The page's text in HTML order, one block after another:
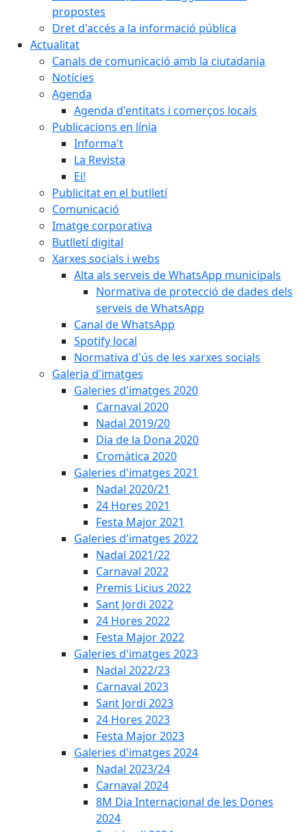
propostes
Dret d'accés a la informació pública
Actualitat
Canals de comunicació amb la ciutadania
Notícies
Agenda
Agenda d'entitats i comerços locals
Publicacions en línia
Informa't
La Revista
Ei!
Publicitat en el butlletí
Comunicació
Imatge corporativa
Butlletí digital
Xarxes socials i webs
Alta als serveis de WhatsApp municipals
Normativa de protecció de dades dels
serveis de WhatsApp
Canal de WhatsApp
Spotify local
Normativa d'ús de les xarxes socials
Galeria d'imatges
Galeries d'imatges 2020
Carnaval 2020
Nadal 2019/20
Dia de la Dona 2020
Cromàtica 2020
Galeries d'imatges 2021
Nadal 2020/21
24 Hores 2021
Festa Major 2021
Galeries d'imatges 2022
Nadal 2021/22
Carnaval 2022
Premis Licius 2022
Sant Jordi 2022
24 Hores 2022
Festa Major 2022
Galeries d'imatges 2023
Nadal 2022/23
Carnaval 2023
Sant Jordi 2023
24 Hores 2023
Festa Major 2023
Galeries d'imatges 2024
Nadal 2023/24
Carnaval 2024
8M Dia Internacional de les Dones
2024